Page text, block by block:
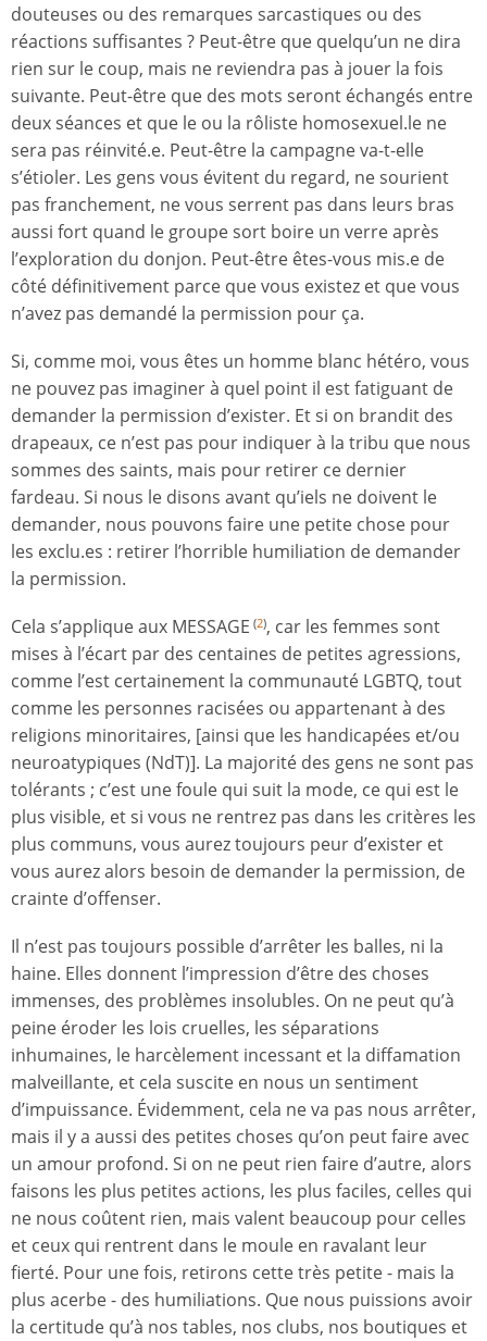
douteuses ou des remarques sarcastiques ou des
réactions suffisantes ? Peut-être que quelqu’un ne dira
rien sur le coup, mais ne reviendra pas à jouer la fois
suivante. Peut-être que des mots seront échangés entre
deux séances et que le ou la rôliste homosexuel.le ne
sera pas réinvité.e. Peut-être la campagne va-t-elle
s’étioler. Les gens vous évitent du regard, ne sourient
pas franchement, ne vous serrent pas dans leurs bras
aussi fort quand le groupe sort boire un verre après
l’exploration du donjon. Peut-être êtes-vous mis.e de
côté définitivement parce que vous existez et que vous
n’avez pas demandé la permission pour ça.
Si, comme moi, vous êtes un homme blanc hétéro, vous
ne pouvez pas imaginer à quel point il est fatiguant de
demander la permission d’exister. Et si on brandit des
drapeaux, ce n’est pas pour indiquer à la tribu que nous
sommes des saints, mais pour retirer ce dernier
fardeau. Si nous le disons avant qu’iels ne doivent le
demander, nous pouvons faire une petite chose pour
les exclu.es : retirer l’horrible humiliation de demander
la permission.
Cela s’applique aux MESSAGE (2), car les femmes sont
mises à l’écart par des centaines de petites agressions,
comme l’est certainement la communauté LGBTQ, tout
comme les personnes racisées ou appartenant à des
religions minoritaires, [ainsi que les handicapées et/ou
neuroatypiques (NdT)]. La majorité des gens ne sont pas
tolérants ; c’est une foule qui suit la mode, ce qui est le
plus visible, et si vous ne rentrez pas dans les critères les
plus communs, vous aurez toujours peur d’exister et
vous aurez alors besoin de demander la permission, de
crainte d’offenser.
Il n’est pas toujours possible d’arrêter les balles, ni la
haine. Elles donnent l’impression d’être des choses
immenses, des problèmes insolubles. On ne peut qu’à
peine éroder les lois cruelles, les séparations
inhumaines, le harcèlement incessant et la diffamation
malveillante, et cela suscite en nous un sentiment
d’impuissance. Évidemment, cela ne va pas nous arrêter,
mais il y a aussi des petites choses qu’on peut faire avec
un amour profond. Si on ne peut rien faire d’autre, alors
faisons les plus petites actions, les plus faciles, celles qui
ne nous coûtent rien, mais valent beaucoup pour celles
et ceux qui rentrent dans le moule en ravalant leur
fierté. Pour une fois, retirons cette très petite - mais la
plus acerbe - des humiliations. Que nous puissions avoir
la certitude qu’à nos tables, nos clubs, nos boutiques et